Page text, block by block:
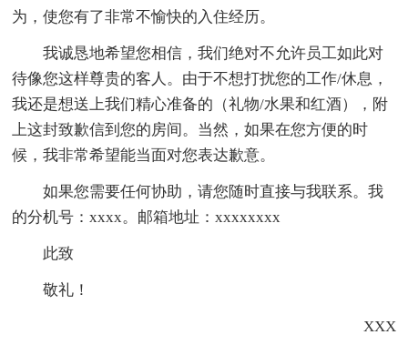
为，使您有了非常不愉快的入住经历。
我诚恳地希望您相信，我们绝对不允许员工如此对
待像您这样尊贵的客人。由于不想打扰您的工作/休息，
我还是想送上我们精心准备的（礼物/水果和红酒），附
上这封致歉信到您的房间。当然，如果在您方便的时
候，我非常希望能当面对您表达歉意。
如果您需要任何协助，请您随时直接与我联系。我
的分机号：xxxx。邮箱地址：xxxxxxxx
此致
敬礼！
XXX